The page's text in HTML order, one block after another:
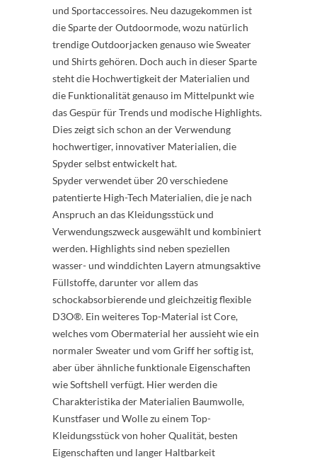
und Sportaccessoires. Neu dazugekommen ist
die Sparte der Outdoormode, wozu natürlich
trendige Outdoorjacken genauso wie Sweater
und Shirts gehören. Doch auch in dieser Sparte
steht die Hochwertigkeit der Materialien und
die Funktionalität genauso im Mittelpunkt wie
das Gespür für Trends und modische Highlights.
Dies zeigt sich schon an der Verwendung
hochwertiger, innovativer Materialien, die
Spyder selbst entwickelt hat.
Spyder verwendet über 20 verschiedene
patentierte High-Tech Materialien, die je nach
Anspruch an das Kleidungsstück und
Verwendungszweck ausgewählt und kombiniert
werden. Highlights sind neben speziellen
wasser- und winddichten Layern atmungsaktive
Füllstoffe, darunter vor allem das
schockabsorbierende und gleichzeitig flexible
D3O®. Ein weiteres Top-Material ist Core,
welches vom Obermaterial her aussieht wie ein
normaler Sweater und vom Griff her softig ist,
aber über ähnliche funktionale Eigenschaften
wie Softshell verfügt. Hier werden die
Charakteristika der Materialien Baumwolle,
Kunstfaser und Wolle zu einem Top-
Kleidungsstück von hoher Qualität, besten
Eigenschaften und langer Haltbarkeit